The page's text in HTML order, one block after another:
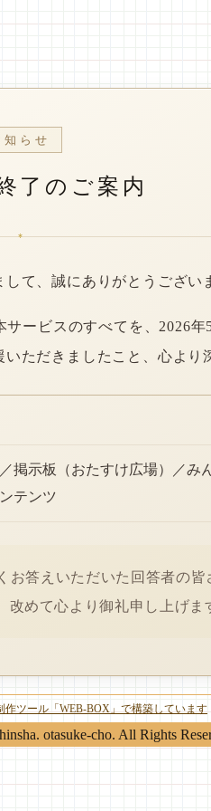
知らせ
了のご案内
*
て、誠にありがとうござい
ービスのすべてを、2026
ただきましたこと、心より
掲示板（おたすけ広場）／み
テンツ
答えいただいた回答者の皆
めて心より御礼申し上げま
ツール「WEB-BOX」で構築しています
otasuke-cho. All Rights